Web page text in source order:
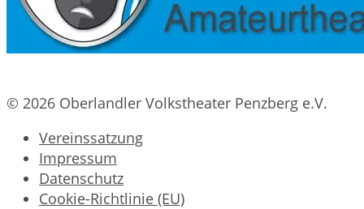
© 2026 Oberlandler Volkstheater Penzberg e.V.
Vereinssatzung
Impressum
Datenschutz
Cookie-Richtlinie (EU)